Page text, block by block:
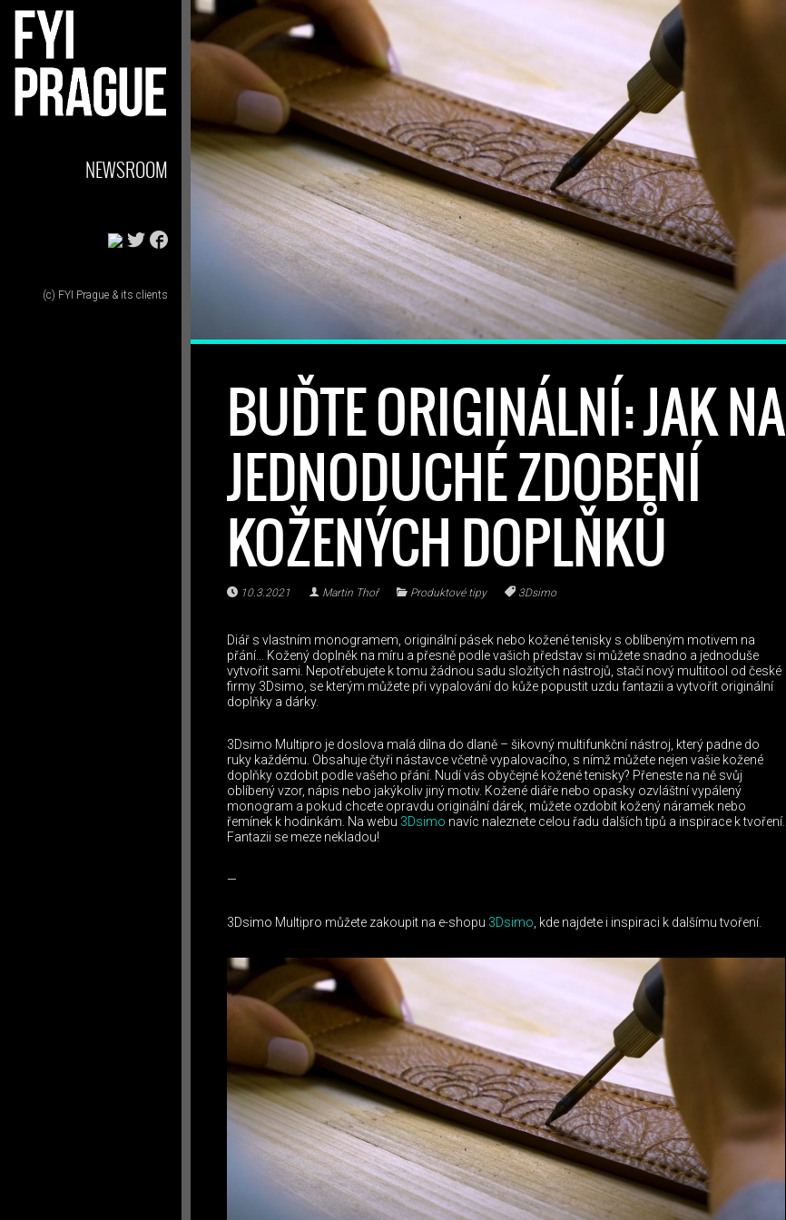
NEWSROOM
(c) FYI Prague & its clients
BUĎTE ORIGINÁLNÍ: JAK NA
JEDNODUCHÉ ZDOBENÍ
KOŽENÝCH DOPLŇKŮ
10.3.2021 Martin Thoř Produktové tipy 3Dsimo
Diář s vlastním monogramem, originální pásek nebo kožené tenisky s oblíbeným motivem na
přání… Kožený doplněk na míru a přesně podle vašich představ si můžete snadno a jednoduše
vytvořit sami. Nepotřebujete k tomu žádnou sadu složitých nástrojů, stačí nový multitool od české
firmy 3Dsimo, se kterým můžete při vypalování do kůže popustit uzdu fantazii a vytvořit originální
doplňky a dárky.
3Dsimo Multipro je doslova malá dílna do dlaně – šikovný multifunkční nástroj, který padne do
ruky každému. Obsahuje čtyři nástavce včetně vypalovacího, s nímž můžete nejen vašie kožené
doplňky ozdobit podle vašeho přání. Nudí vás obyčejné kožené tenisky? Přeneste na ně svůj
oblíbený vzor, nápis nebo jakýkoliv jiný motiv. Kožené diáře nebo opasky ozvláštní vypálený
monogram a pokud chcete opravdu originální dárek, můžete ozdobit kožený náramek nebo
řemínek k hodinkám. Na webu 3Dsimo navíc naleznete celou řadu dalších tipů a inspirace k tvoření.
Fantazii se meze nekladou!
—
3Dsimo Multipro můžete zakoupit na e-shopu 3Dsimo , kde najdete i inspiraci k dalšímu tvoření.